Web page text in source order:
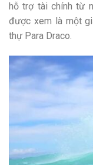
hỗ trợ tài chính từ
được xem là một
thự Para Draco.